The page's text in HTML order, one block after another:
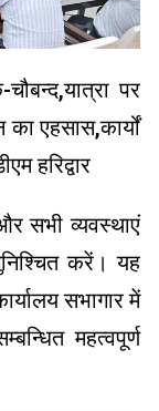
पर
एहसास,कार्यों
हरिद्वार
सभी व्यवस्थाएं
करें। यह
सभागार में
महत्वपूर्ण